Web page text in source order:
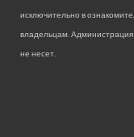
исключительно в
владельцам.
не несет.